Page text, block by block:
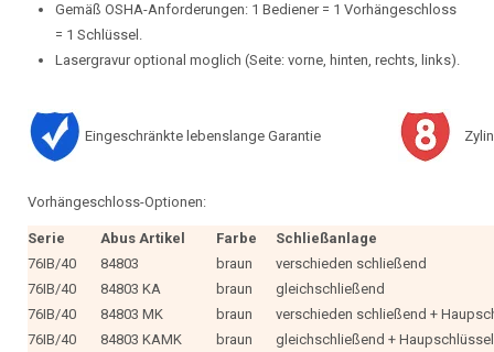
Gemäß OSHA-Anforderungen: 1 Bediener = 1 Vorhängeschloss
= 1 Schlüssel.
Lasergravur optional moglich (Seite: vorne, hinten, rechts, links).
Eingeschränkte lebenslange Garantie
Vorhängeschloss-Optionen:
Serie Abus Artikel Farbe
Schließanlage
76IB/40
84803 braun
verschieden schließend
76IB/40
84803 KA braun
gleichschließend
76IB/40
84803 MK braun
verschieden schließend +
76IB/40
84803 KAMK braun gleichschließend +